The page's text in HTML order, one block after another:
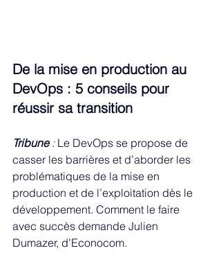
De la mise en production au
DevOps : 5 conseils pour
réussir sa transition
Tribune : Le DevOps se propose de
casser les barrières et d’aborder les
problématiques de la mise en
production et de l’exploitation dès le
développement. Comment le faire
avec succès demande Julien
Dumazer, d’Econocom.